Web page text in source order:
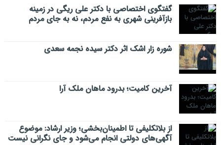
گفتگوی اختصاصی با دکتر علی ریگی در زمینه
بازآفرینی شهری به نفع مردم، نه به جای مردم
شوره زار اشک اثر دکتر سیده نجمه سعدی
​آخرین کامیت؛ بدرود ماهان ملک آرا
از بلاتکلیفی تا اطمینان‌بخشی؛ وزیر ارشاد: موضوع
آگهی‌های دولتی انجام می‌شود و جای نگرانی نیست